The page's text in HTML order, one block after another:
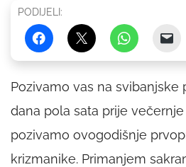
PODIJELI:
Pozivamo vas na svibanjske
dana pola sata prije
pozivamo ovogodišnje
krizmanike. Primanjem